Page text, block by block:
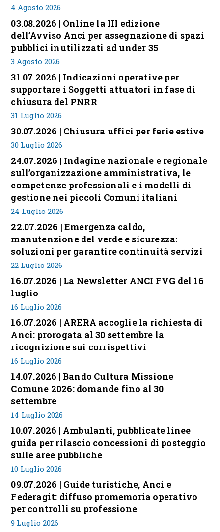
4 Agosto 2026
03.08.2026 | Online la III edizione
dell’Avviso Anci per assegnazione di spazi
pubblici inutilizzati ad under 35
3 Agosto 2026
31.07.2026 | Indicazioni operative per
supportare i Soggetti attuatori in fase di
chiusura del PNRR
31 Luglio 2026
30.07.2026 | Chiusura uffici per ferie estive
30 Luglio 2026
24.07.2026 | Indagine nazionale e regionale
sull’organizzazione amministrativa, le
competenze professionali e i modelli di
gestione nei piccoli Comuni italiani
24 Luglio 2026
22.07.2026 | Emergenza caldo,
manutenzione del verde e sicurezza:
soluzioni per garantire continuità servizi
22 Luglio 2026
16.07.2026 | La Newsletter ANCI FVG del 16
luglio
16 Luglio 2026
16.07.2026 | ARERA accoglie la richiesta di
Anci: prorogata al 30 settembre la
ricognizione sui corrispettivi
16 Luglio 2026
14.07.2026 | Bando Cultura Missione
Comune 2026: domande fino al 30
settembre
14 Luglio 2026
10.07.2026 | Ambulanti, pubblicate linee
guida per rilascio concessioni di posteggio
sulle aree pubbliche
10 Luglio 2026
09.07.2026 | Guide turistiche, Anci e
Federagit: diffuso promemoria operativo
per controlli su professione
9 Luglio 2026